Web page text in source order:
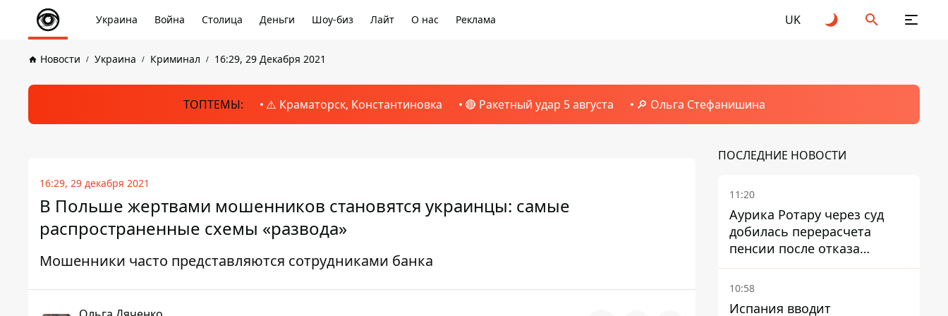
Украина Война Столица Деньги Шоу-биз Лайт О нас Реклама UK
Новости Украина Криминал 16:29, 29 Декабря 2021
ТОПТЕМЫ: ⚠️ Краматорск, Константиновка 🔴 Ракетный удар 5 августа 🔎 Ольга Стефанишина
16:29, 29 декабря 2021
В Польше жертвами мошенников становятся украинцы: самые
распространенные схемы «развода»
Мошенники часто представляются сотрудниками банка
ПОСЛЕДНИЕ НОВОСТИ
11:20
Аурика Ротару через суд
добилась перерасчета
пенсии после отказа
Пенсионного фонда
10:58
Испания вводит